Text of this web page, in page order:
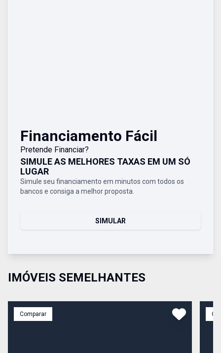
Financiamento Fácil
Pretende Financiar?
SIMULE AS MELHORES TAXAS EM UM SÓ
LUGAR
Simule seu financiamento em minutos com todos os
bancos e consiga a melhor proposta.
SIMULAR
IMÓVEIS SEMELHANTES
Comparar